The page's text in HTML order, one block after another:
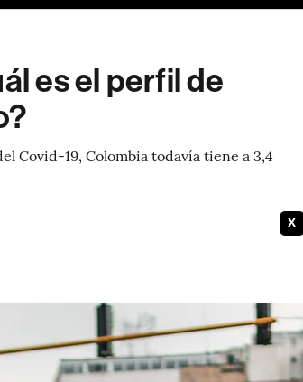
es el perfil de
Covid-19, Colombia todavía tiene a 3,4
X